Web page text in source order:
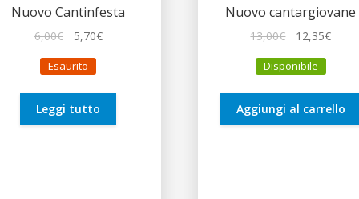
Nuovo Cantinfesta
6,00€
originale
6,00€.
5,70€Il
Esaurito
Leggi tutto
Nuovo cantargiovane
13,00€
originale
13,00€.
12,35€Il
Disponibile
Aggiungi al carrello